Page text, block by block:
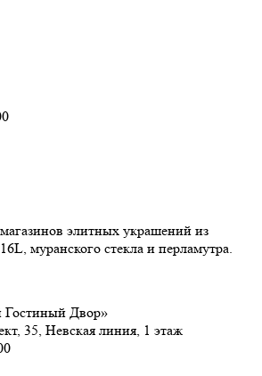
элитных украшений из
муранского стекла и перламутра.
Гостиный Двор»
35, Невская линия, 1 этаж